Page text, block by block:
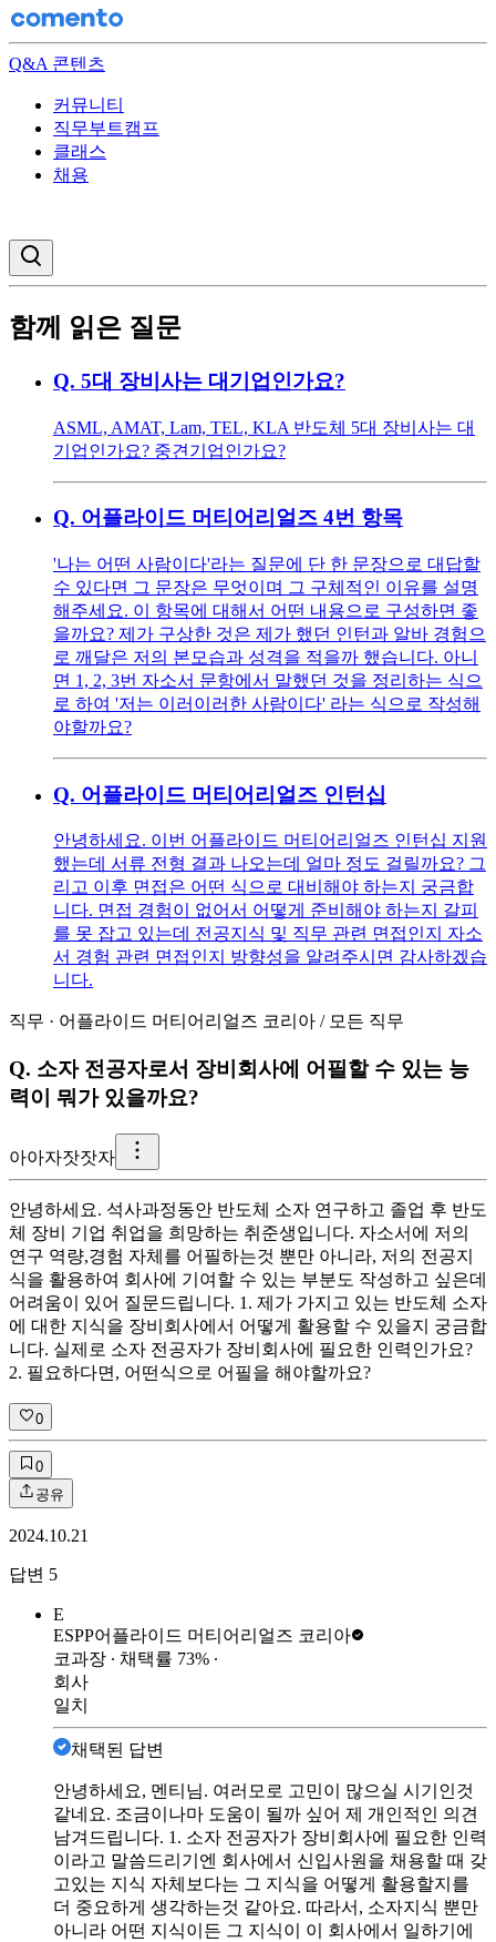
Q&A 콘텐츠
커뮤니티
직무부트캠프
클래스
채용
함께 읽은 질문
Q. 5대 장비사는 대기업인가요?
ASML, AMAT, Lam, TEL, KLA 반도체 5대 장비사는 대
기업인가요? 중견기업인가요?
Q. 어플라이드 머티어리얼즈 4번 항목
'나는 어떤 사람이다'라는 질문에 단 한 문장으로 대답할
수 있다면 그 문장은 무엇이며 그 구체적인 이유를 설명
해주세요. 이 항목에 대해서 어떤 내용으로 구성하면 좋
을까요? 제가 구상한 것은 제가 했던 인턴과 알바 경험으
로 깨달은 저의 본모습과 성격을 적을까 했습니다. 아니
면 1, 2, 3번 자소서 문항에서 말했던 것을 정리하는 식으
로 하여 '저는 이러이러한 사람이다' 라는 식으로 작성해
야할까요?
Q. 어플라이드 머티어리얼즈 인턴십
안녕하세요. 이번 어플라이드 머티어리얼즈 인턴십 지원
했는데 서류 전형 결과 나오는데 얼마 정도 걸릴까요? 그
리고 이후 면접은 어떤 식으로 대비해야 하는지 궁금합
니다. 면접 경험이 없어서 어떻게 준비해야 하는지 갈피
를 못 잡고 있는데 전공지식 및 직무 관련 면접인지 자소
서 경험 관련 면접인지 방향성을 알려주시면 감사하겠습
니다.
직무 · 어플라이드 머티어리얼즈 코리아 / 모든 직무
Q. 소자 전공자로서 장비회사에 어필할 수 있는 능
력이 뭐가 있을까요?
아아자잣잣자
안녕하세요. 석사과정동안 반도체 소자 연구하고 졸업 후 반도
체 장비 기업 취업을 희망하는 취준생입니다. 자소서에 저의
연구 역량,경험 자체를 어필하는것 뿐만 아니라, 저의 전공지
식을 활용하여 회사에 기여할 수 있는 부분도 작성하고 싶은데
어려움이 있어 질문드립니다. 1. 제가 가지고 있는 반도체 소자
에 대한 지식을 장비회사에서 어떻게 활용할 수 있을지 궁금합
니다. 실제로 소자 전공자가 장비회사에 필요한 인력인가요?
2. 필요하다면, 어떤식으로 어필을 해야할까요?
0
0
공유
2024.10.21
답변 5
E
ESPP어플라이드 머티어리얼즈 코리아
코과장 ∙ 채택률 73% ∙
회사
일치
채택된 답변
안녕하세요, 멘티님. 여러모로 고민이 많으실 시기인것
같네요. 조금이나마 도움이 될까 싶어 제 개인적인 의견
남겨드립니다. 1. 소자 전공자가 장비회사에 필요한 인력
이라고 말씀드리기엔 회사에서 신입사원을 채용할 때 갖
고있는 지식 자체보다는 그 지식을 어떻게 활용할지를
더 중요하게 생각하는것 같아요. 따라서, 소자지식 뿐만
아니라 어떤 지식이든 그 지식이 이 회사에서 일하기에